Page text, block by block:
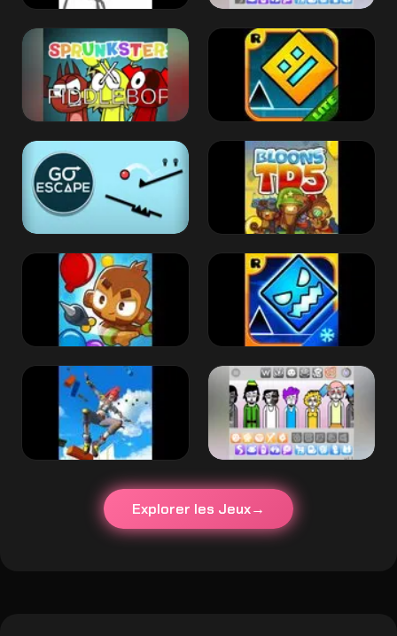
Explorer les Jeux